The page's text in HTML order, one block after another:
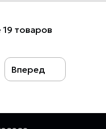
товаров
Вперед